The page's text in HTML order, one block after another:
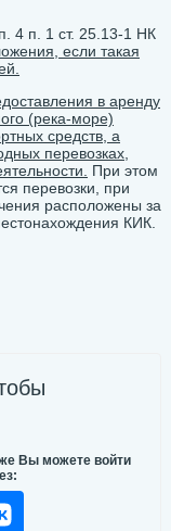
4 п. 1 ст. 25.13-1 НК
если такая
в аренду
(река-море)
средств, а
перевозках,
При этом
перевозки, при
расположены за
КИК.
Вы можете войти